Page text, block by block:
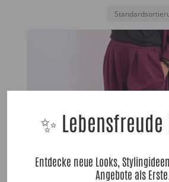
✨
Entdecke neue Looks,
Angebote als Erste.